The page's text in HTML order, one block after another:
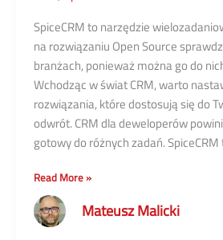
SpiceCRM to narzędzie
na rozwiązaniu Open Source
branżach, ponieważ można go do
Wchodząc w świat CRM, warto
rozwiązania, które dostosują się do
odwrót. CRM dla deweloperów
gotowy do różnych zadań.
SpiceCRM
–
najlepsze
Read More »
Mateusz Malicki